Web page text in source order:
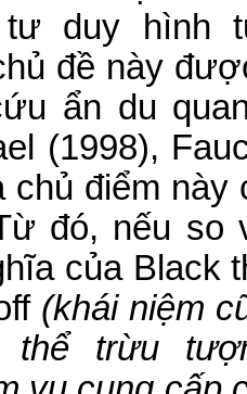
duy hình
đề này
ẩn du
(1998),
chủ điểm
đó, nếu so
của Black
(khái niệm
thể trừu